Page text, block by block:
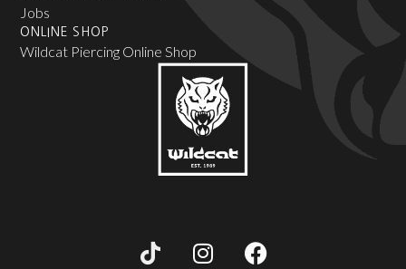
Jobs
ONLINE SHOP
Wildcat Piercing Online Shop